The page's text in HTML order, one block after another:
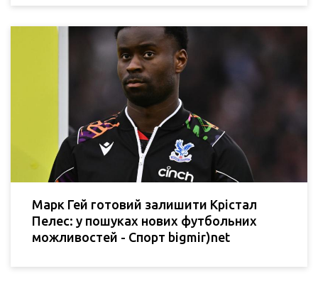
Марк Гей готовий залишити Крістал
Пелес: у пошуках нових футбольних
можливостей - Спорт bigmir)net